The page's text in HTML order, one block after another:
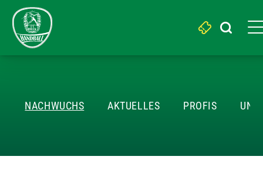
Search
for:
AKTUELLES
NACHWUCHS AKTUELLES PROFIS